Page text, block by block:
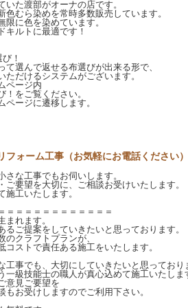
た渡部がオーナの店です。
むら染めを常時多数販売しています。
に色を染めています。
ルトに最適です！
！
選んで返せる布選びが出来る形で、
だけるシステムがございます。
ページ内
！をご覧ください。
ページに遷移します。
ォーム工事（お気軽にお電話ください）
な工事でもお伺いします。
要望を大切に、ご相談お受けいたします。
工いたします。
＝＝＝＝＝＝＝＝＝＝＝＝
れます。
ご提案をしていきたいと思っております。
クラフトプランが、
ストで責任ある施工をいたします。
工事でも、大切にしていきたいと思っており
一級技能士の職人が真心込めて施工いたしま
意見ご要望を
お受けしますのでご利用下さい。